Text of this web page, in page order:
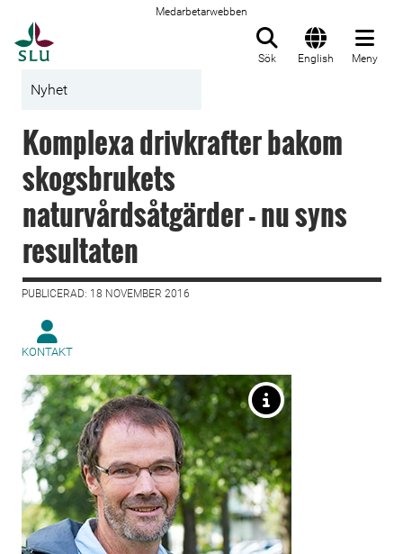
Medarbetarwebben
Sök English Meny
Nyhet
Komplexa drivkrafter bakom
skogsbrukets
naturvårdsåtgärder - nu syns
resultaten
PUBLICERAD: 18 NOVEMBER 2016
KONTAKT